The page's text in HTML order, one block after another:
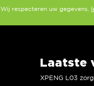
Wij respecteren uw gegevens,
Laatste